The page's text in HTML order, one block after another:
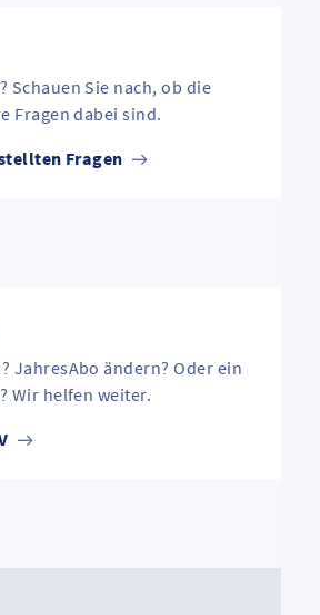
Schauen Sie nach, ob die
Fragen dabei sind.
Fragen
JahresAbo ändern? Oder ein
Wir helfen weiter.